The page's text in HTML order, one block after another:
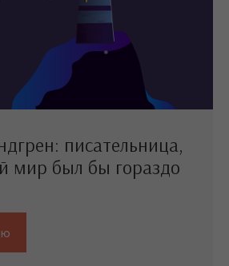
писательница,
мир был бы гораздо